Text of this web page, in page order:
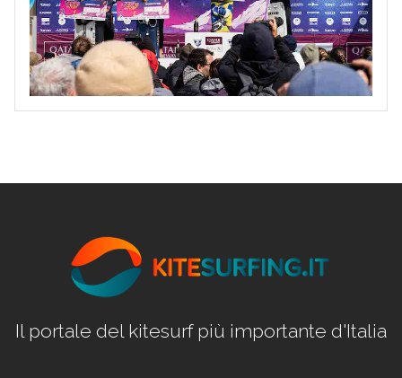
Il portale del kitesurf più importante d'Italia